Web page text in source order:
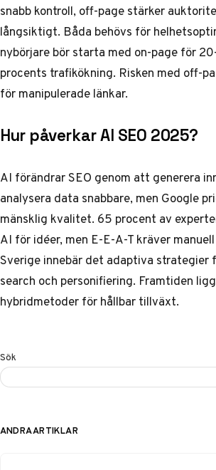
snabb kontroll, off-page stärker
långsiktigt. Båda behövs för
nybörjare bör starta med on-page för
procents trafikökning. Risken med off-
för manipulerade länkar.
Hur påverkar AI SEO 2025?
AI förändrar SEO genom att generera
analysera data snabbare, men Google
mänsklig kvalitet. 65 procent av
AI för idéer, men E-E-A-T kräver
Sverige innebär det adaptiva strategier
search och personifiering. Framtiden
hybridmetoder för hållbar tillväxt.
Sök
ANDRA ARTIKLAR